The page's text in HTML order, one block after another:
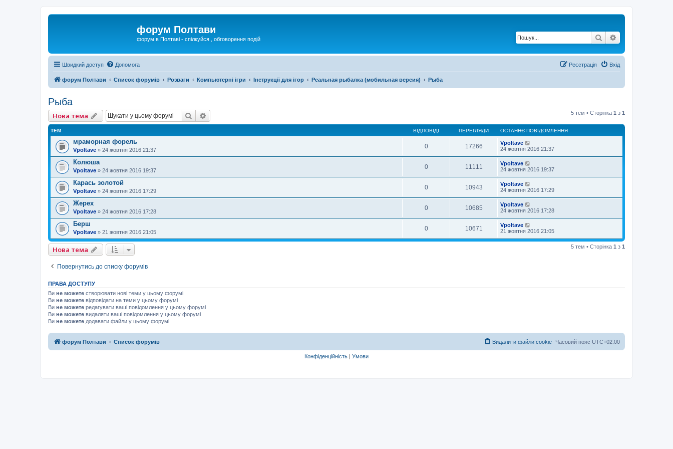
форум Полтави
форум в Полтаві - спілкуйся , обговорення подій Пошук
Швидкий доступ Допомога Вхід
Реєстрація
форум Полтави Список форумів Розваги Компьютерні ігри Інструкції для ігор Реальная рыбалка (мобильная версия) Рыба
Рыба
Нова тема Пошук 5 тем • Сторінка 1 з 1
ТЕМ ВІДПОВІДІ ПЕРЕГЛЯДИ ОСТАННЄ ПОВІДОМЛЕННЯ
мраморная форель
Vpoltave » 24 жовтня 2016 21:37
0 17266
Vpoltave
24 жовтня 2016 21:37
Колюша
Vpoltave » 24 жовтня 2016 19:37
0 11111
Vpoltave
24 жовтня 2016 19:37
Карась золотой
Vpoltave » 24 жовтня 2016 17:29
0 10943
Vpoltave
24 жовтня 2016 17:29
Жерех
Vpoltave » 24 жовтня 2016 17:28
0 10685
Vpoltave
24 жовтня 2016 17:28
Берш
Vpoltave » 21 жовтня 2016 21:05
0 10671
Vpoltave
21 жовтня 2016 21:05
Нова тема 5 тем • Сторінка 1 з 1
Повернутись до списку форумів
ПРАВА ДОСТУПУ
Ви не можете створювати нові теми у цьому форумі
Ви не можете відповідати на теми у цьому форумі
Ви не можете редагувати ваші повідомлення у цьому форумі
Ви не можете видаляти ваші повідомлення у цьому форумі
Ви не можете додавати файли у цьому форумі
форум Полтави Список форумів Часовий пояс UTC+02:00
Видалити файли cookie
Конфіденційність | Умови